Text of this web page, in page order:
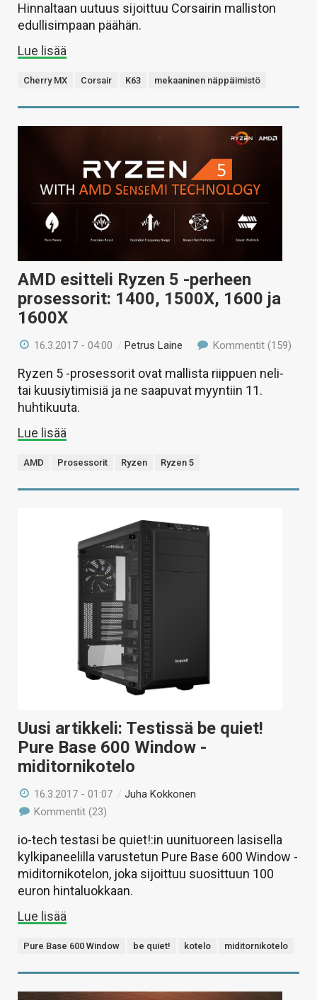
Hinnaltaan uutuus sijoittuu Corsairin malliston
edullisimpaan päähän.
Lue lisää
Cherry MX Corsair K63 mekaaninen näppäimistö
AMD esitteli Ryzen 5 -perheen
prosessorit: 1400, 1500X, 1600 ja
1600X
16.3.2017 - 04:00 /Petrus Laine Kommentit (159)
Ryzen 5 -prosessorit ovat mallista riippuen neli-
tai kuusiytimisiä ja ne saapuvat myyntiin 11.
huhtikuuta.
Lue lisää
AMD Prosessorit Ryzen Ryzen 5
Uusi artikkeli: Testissä be quiet!
Pure Base 600 Window -
miditornikotelo
16.3.2017 - 01:07 /Juha Kokkonen
Kommentit (23)
io-tech testasi be quiet!:in uunituoreen lasisella
kylkipaneelilla varustetun Pure Base 600 Window -
miditornikotelon, joka sijoittuu suosittuun 100
euron hintaluokkaan.
Lue lisää
Pure Base 600 Window be quiet! kotelo miditornikotelo